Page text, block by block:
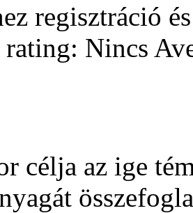
regisztráció
Nincs
célja az ige